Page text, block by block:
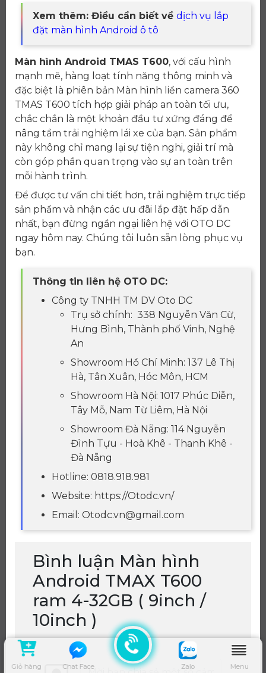
Giỏ hàng Chat Face Zalo Menu
Xem thêm: Điều cần biết về dịch vụ lắp
đặt màn hình Android ô tô
Màn hình Android TMAS T600, với cấu hình
mạnh mẽ, hàng loạt tính năng thông minh và
đặc biệt là phiên bản Màn hình liền camera 360
TMAS T600 tích hợp giải pháp an toàn tối ưu,
chắc chắn là một khoản đầu tư xứng đáng để
nâng tầm trải nghiệm lái xe của bạn. Sản phẩm
này không chỉ mang lại sự tiện nghi, giải trí mà
còn góp phần quan trọng vào sự an toàn trên
mỗi hành trình.
Để được tư vấn chi tiết hơn, trải nghiệm trực tiếp
sản phẩm và nhận các ưu đãi lắp đặt hấp dẫn
nhất, bạn đừng ngần ngại liên hệ với OTO DC
ngay hôm nay. Chúng tôi luôn sẵn lòng phục vụ
bạn.
Thông tin liên hệ OTO DC:
Công ty TNHH TM DV Oto DC
Trụ sở chính: 338 Nguyễn Văn Cừ,
Hưng Bình, Thành phố Vinh, Nghệ
An
Showroom Hồ Chí Minh: 137 Lê Thị
Hà, Tân Xuân, Hóc Môn, HCM
Showroom Hà Nội: 1017 Phúc Diễn,
Tây Mỗ, Nam Từ Liêm, Hà Nội
Showroom Đà Nẵng: 114 Nguyễn
Đình Tựu - Hoà Khê - Thanh Khê -
Đà Nẵng
Hotline: 0818.918.981
Website: https://Otodc.vn/
Email: Otodc.vn@gmail.com
Bình luận Màn hình
Android TMAX T600
ram 4-32GB ( 9inch /
10inch )